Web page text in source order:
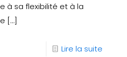
à sa flexibilité et à la
[…]
Lire la suite